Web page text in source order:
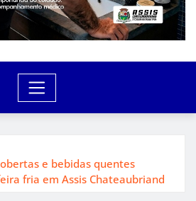
e bebidas quentes
fria em Assis Chateaubriand